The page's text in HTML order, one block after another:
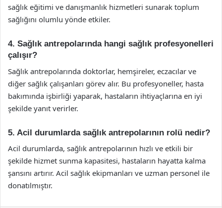
sağlık eğitimi ve danışmanlık hizmetleri sunarak toplum
sağlığını olumlu yönde etkiler.
4. Sağlık antrepolarında hangi sağlık profesyonelleri
çalışır?
Sağlık antrepolarında doktorlar, hemşireler, eczacılar ve
diğer sağlık çalışanları görev alır. Bu profesyoneller, hasta
bakımında işbirliği yaparak, hastaların ihtiyaçlarına en iyi
şekilde yanıt verirler.
5. Acil durumlarda sağlık antrepolarının rolü nedir?
Acil durumlarda, sağlık antrepolarının hızlı ve etkili bir
şekilde hizmet sunma kapasitesi, hastaların hayatta kalma
şansını artırır. Acil sağlık ekipmanları ve uzman personel ile
donatılmıştır.